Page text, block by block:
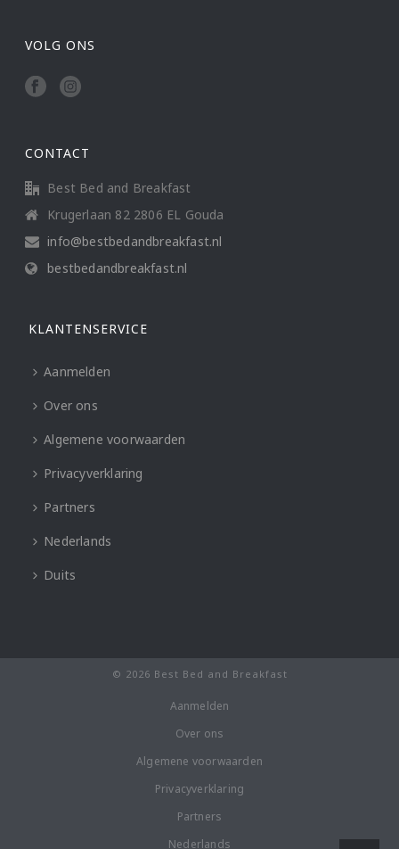
VOLG ONS
CONTACT
Best Bed and Breakfast
Krugerlaan 82 2806 EL Gouda
info@bestbedandbreakfast.nl
bestbedandbreakfast.nl
KLANTENSERVICE
Aanmelden
Over ons
Algemene voorwaarden
Privacyverklaring
Partners
Nederlands
Duits
© 2026 Best Bed and Breakfast
Aanmelden
Over ons
Algemene voorwaarden
Privacyverklaring
Partners
Nederlands